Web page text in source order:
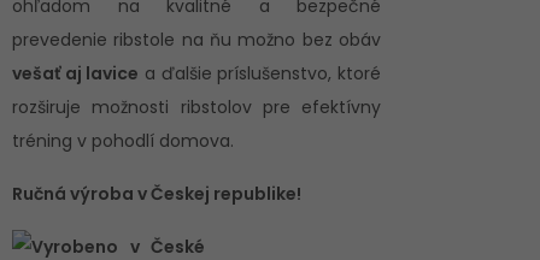
ohľadom na kvalitné a bezpečné
prevedenie ribstole na ňu možno bez obáv
vešať aj lavice a ďalšie príslušenstvo, ktoré
rozširuje možnosti ribstolov pre efektívny
tréning v pohodlí domova.
Ručná výroba v Českej republike!